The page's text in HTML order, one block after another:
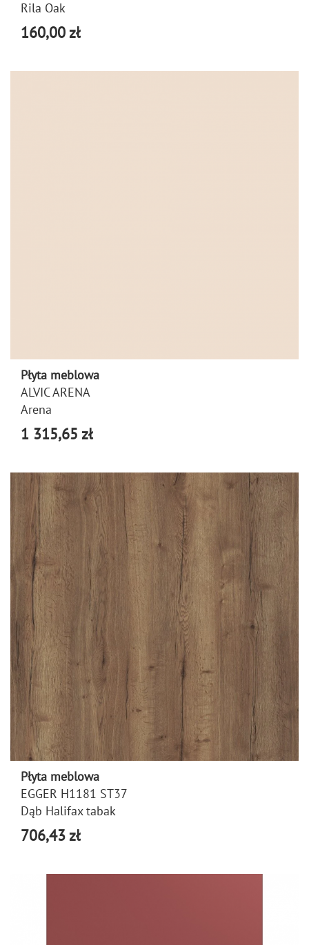
Rila Oak
160,00 zł
Płyta meblowa
ALVIC ARENA
Arena
1 315,65 zł
Płyta meblowa
EGGER H1181 ST37
Dąb Halifax tabak
706,43 zł